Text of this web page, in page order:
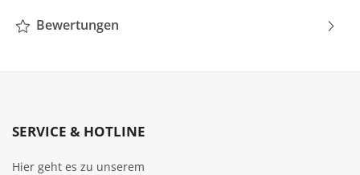
Bewertungen
SERVICE & HOTLINE
Hier geht es zu unserem